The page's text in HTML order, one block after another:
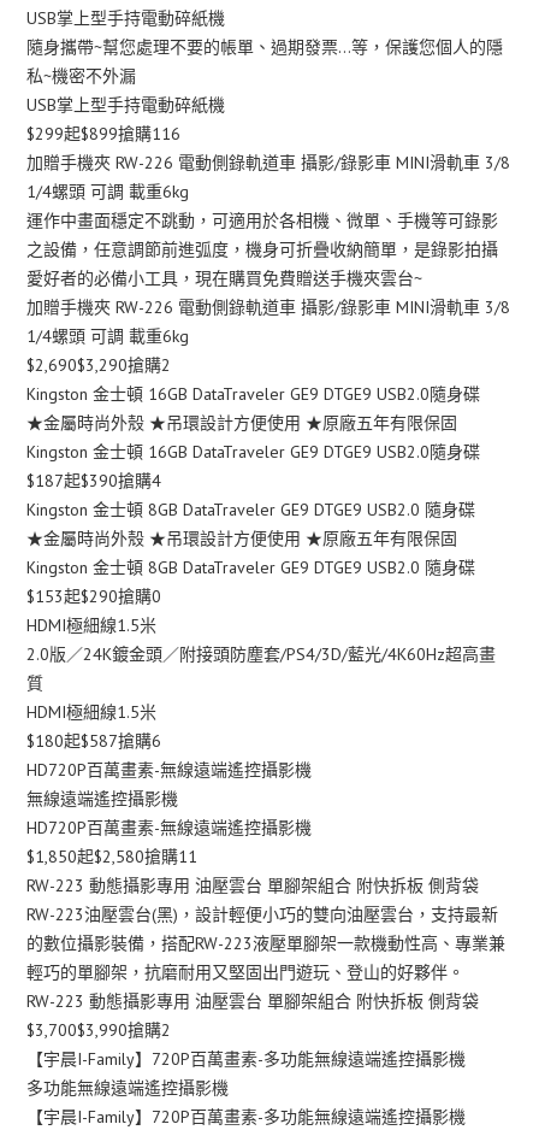
USB掌上型手持電動碎紙機
隨身攜帶~幫您處理不要的帳單、過期發票…等，保護您個人的隱
私~機密不外漏
USB掌上型手持電動碎紙機
$299起$899搶購116
加贈手機夾 RW-226 電動側錄軌道車 攝影/錄影車 MINI滑軌車 3/8
1/4螺頭 可調 載重6kg
運作中畫面穩定不跳動，可適用於各相機、微單、手機等可錄影
之設備，任意調節前進弧度，機身可折疊收納簡單，是錄影拍攝
愛好者的必備小工具，現在購買免費贈送手機夾雲台~
加贈手機夾 RW-226 電動側錄軌道車 攝影/錄影車 MINI滑軌車 3/8
1/4螺頭 可調 載重6kg
$2,690$3,290搶購2
Kingston 金士頓 16GB DataTraveler GE9 DTGE9 USB2.0隨身碟
★金屬時尚外殼 ★吊環設計方便使用 ★原廠五年有限保固
Kingston 金士頓 16GB DataTraveler GE9 DTGE9 USB2.0隨身碟
$187起$390搶購4
Kingston 金士頓 8GB DataTraveler GE9 DTGE9 USB2.0 隨身碟
★金屬時尚外殼 ★吊環設計方便使用 ★原廠五年有限保固
Kingston 金士頓 8GB DataTraveler GE9 DTGE9 USB2.0 隨身碟
$153起$290搶購0
HDMI極細線1.5米
2.0版／24K鍍金頭／附接頭防塵套/PS4/3D/藍光/4K60Hz超高畫
質
HDMI極細線1.5米
$180起$587搶購6
HD720P百萬畫素-無線遠端遙控攝影機
無線遠端遙控攝影機
HD720P百萬畫素-無線遠端遙控攝影機
$1,850起$2,580搶購11
RW-223 動態攝影專用 油壓雲台 單腳架組合 附快拆板 側背袋
RW-223油壓雲台(黑)，設計輕便小巧的雙向油壓雲台，支持最新
的數位攝影裝備，搭配RW-223液壓單腳架一款機動性高、專業兼
輕巧的單腳架，抗磨耐用又堅固出門遊玩、登山的好夥伴。
RW-223 動態攝影專用 油壓雲台 單腳架組合 附快拆板 側背袋
$3,700$3,990搶購2
【宇晨I-Family】720P百萬畫素-多功能無線遠端遙控攝影機
多功能無線遠端遙控攝影機
【宇晨I-Family】720P百萬畫素-多功能無線遠端遙控攝影機